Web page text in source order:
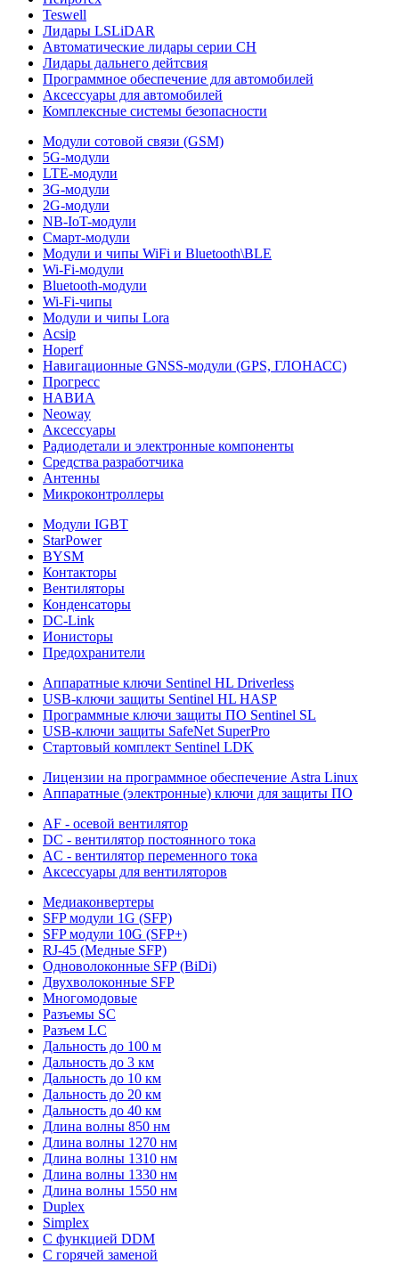
Teswell
Лидары LSLiDAR
Автоматические лидары серии CH
Лидары дальнего дейтсвия
Программное обеспечение для автомобилей
Аксессуары для автомобилей
Комплексные системы безопасности
Модули сотовой связи (GSM)
5G-модули
LTE-модули
3G-модули
2G-модули
NB-IoT-модули
Смарт-модули
Модули и чипы WiFi и Bluetooth\BLE
Wi-Fi-модули
Bluetooth-модули
Wi-Fi-чипы
Модули и чипы Lora
Acsip
Hoperf
Навигационные GNSS-модули (GPS, ГЛОНАСС)
Прогресс
НАВИА
Neoway
Аксессуары
Радиодетали и электронные компоненты
Средства разработчика
Антенны
Микроконтроллеры
Модули IGBT
StarPower
BYSM
Контакторы
Вентиляторы
Конденсаторы
DC-Link
Ионисторы
Предохранители
Аппаратные ключи Sentinel HL Driverless
USB-ключи защиты Sentinel HL HASP
Программные ключи защиты ПО Sentinel SL
USB-ключи защиты SafeNet SuperPro
Стартовый комплект Sentinel LDK
Лицензии на программное обеспечение Astra Linux
Аппаратные (электронные) ключи для защиты ПО
AF - осевой вентилятор
DC - вентилятор постоянного тока
AC - вентилятор переменного тока
Аксессуары для вентиляторов
Медиаконвертеры
SFP модули 1G (SFP)
SFP модули 10G (SFP+)
RJ-45 (Медные SFP)
Одноволоконные SFP (BiDi)
Двухволоконные SFP
Многомодовые
Разъемы SC
Разъем LC
Дальность до 100 м
Дальность до 3 км
Дальность до 10 км
Дальность до 20 км
Дальность до 40 км
Длина волны 850 нм
Длина волны 1270 нм
Длина волны 1310 нм
Длина волны 1330 нм
Длина волны 1550 нм
Duplex
Simplex
С функцией DDM
С горячей заменой